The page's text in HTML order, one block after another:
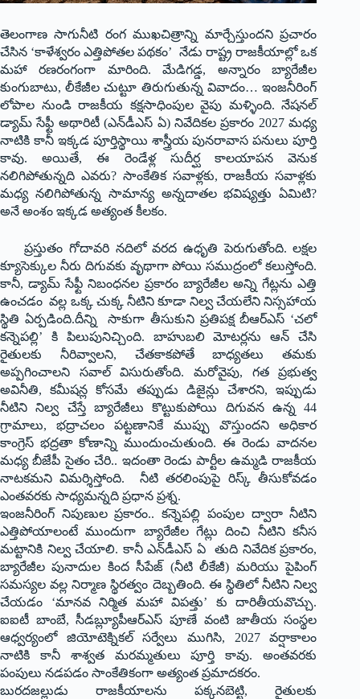
తెలంగాణ సాగునీటి రంగ ముఖచిత్రాన్ని మార్చేస్తుందని ప్రచారం
చేసిన ‘కాళేశ్వరం ఎత్తిపోతల పథకం’ నేడు రాష్ట్ర రాజకీయాల్లో ఒక
మహా రణరంగంగా మారింది. మేడిగడ్డ, అన్నారం బ్యారేజీల
కుంగుబాటు, లీకేజీల చుట్టూ తిరుగుతున్న వివాదం… ఇంజనీరింగ్
లోపాల నుండి రాజకీయ కక్షసాధింపుల వైపు మళ్ళింది. నేషనల్
డ్యామ్ సేఫ్టీ అథారిటీ (ఎన్‌డీఎస్ ఏ) నివేదికల ప్రకారం 2027 మధ్య
నాటికి కానీ ఇక్కడ పూర్తిస్థాయి శాస్త్రీయ పునరావాస పనులు పూర్తి
కావు. అయితే, ఈ రెండేళ్ల సుదీర్ఘ కాలయాపన వెనుక
నలిగిపోతున్నది ఎవరు? సాంకేతిక సవాళ్లకు, రాజకీయ సవాళ్లకు
మధ్య నలిగిపోతున్న సామాన్య అన్నదాతల భవిష్యత్తు ఏమిటి?
అనే అంశం ఇక్క‌డ అత్యంత కీల‌కం.
ప్రస్తుతం గోదావరి నదిలో వరద ఉధృతి పెరుగుతోంది. లక్షల
క్యూసెక్కుల నీరు దిగువకు వృథాగా పోయి సముద్రంలో కలుస్తోంది.
కానీ, డ్యామ్ సేఫ్టీ నిబంధనల ప్రకారం బ్యారేజీల అన్ని గేట్లను ఎత్తి
ఉంచడం వల్ల ఒక్క చుక్క నీటిని కూడా నిల్వ చేయలేని నిస్సహాయ
స్థితి ఏర్పడింది.దీన్ని సాకుగా తీసుకుని ప్రతిపక్ష బీఆర్ఎస్ ‘చలో
కన్నెపల్లి’ కి పిలుపునిచ్చింది. బాహుబలి మోటర్లను ఆన్ చేసి
రైతులకు నీరివ్వాలని, చేతకాకపోతే బాధ్యతలు తమకు
అప్పగించాలని సవాల్ విసురుతోంది. మరోవైపు, గత ప్రభుత్వ
అవినీతి, కమీషన్ల కోసమే తప్పుడు డిజైన్లు చేశారని, ఇప్పుడు
నీటిని నిల్వ చేస్తే బ్యారేజీలు కొట్టుకుపోయి దిగువన ఉన్న 44
గ్రామాలు, భద్రాచలం పట్టణానికే ముప్పు వొస్తుందని అధికార
కాంగ్రెస్ భద్రతా కోణాన్ని ముందుంచుతుంది. ఈ రెండు వాదనల
మధ్య బీజేపీ సైతం చేరి.. ఇదంతా రెండు పార్టీల ఉమ్మడి రాజకీయ
నాటకమని విమర్శిస్తోంది. నీటి త‌ర‌లింపుపై రిస్క్ తీసుకోవడం
ఎంత‌వ‌ర‌కు సాధ్య‌మ‌న్న‌ది ప్ర‌ధాన ప్ర‌శ్న‌.
ఇంజనీరింగ్ నిపుణుల ప్రకారం.. కన్నెపల్లి పంపుల ద్వారా నీటిని
ఎత్తిపోయాలంటే ముందుగా బ్యారేజీల గేట్లు దించి నీటిని కనీస
మట్టానికి నిల్వ చేయాలి. కానీ ఎన్‌డీఎస్ ఏ తుది నివేదిక ప్రకారం,
బ్యారేజీల పునాదుల కింద సీపేజ్ (నీటి లీకేజీ) మరియు పైపింగ్
సమస్యల వల్ల నిర్మాణ స్థిరత్వం దెబ్బతింది. ఈ స్థితిలో నీటిని నిల్వ
చేయడం ‘మానవ నిర్మిత మహా విపత్తు’ కు దారితీయవొచ్చు.
ఐఐటీ బాంబే, సీడబ్ల్యూపీఆర్ఎస్ పూణే వంటి జాతీయ సంస్థల
ఆధ్వర్యంలో జియోటెక్నికల్ సర్వేలు ముగిసి, 2027 వర్షాకాలం
నాటికి కానీ శాశ్వత మరమ్మతులు పూర్తి కావు. అంతవరకు
పంపులు నడపడం సాంకేతికంగా అత్యంత ప్రమాదకరం.
బుర‌ద‌జ‌ల్లుడు రాజ‌కీయాల‌ను పక్కనబెట్టి, రైతులకు